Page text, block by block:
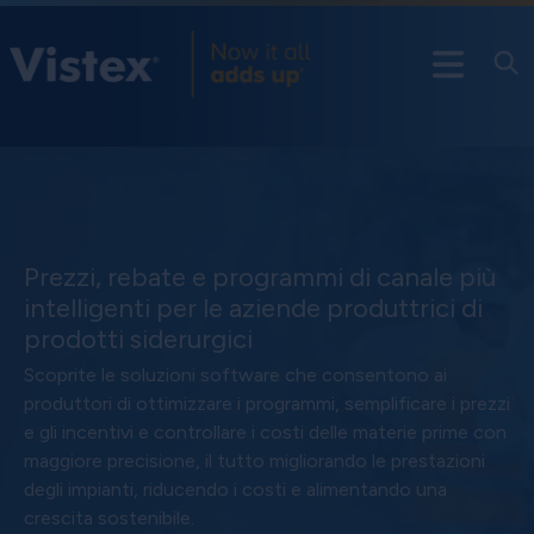
Prezzi, rebate e programmi di canale più
intelligenti per le aziende produttrici di
prodotti siderurgici
Scoprite le soluzioni software che consentono ai
produttori di ottimizzare i programmi, semplificare i prezzi
e gli incentivi e controllare i costi delle materie prime con
maggiore precisione, il tutto migliorando le prestazioni
degli impianti, riducendo i costi e alimentando una
crescita sostenibile.